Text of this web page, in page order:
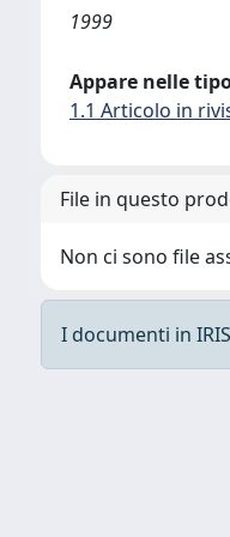
1999
Appare nelle
1.1 Articolo in
File in questo
Non ci sono file
I documenti in